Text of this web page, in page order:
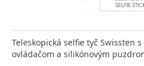
Teleskopická selfie tyč Swissten
ovládačom a silikónovým